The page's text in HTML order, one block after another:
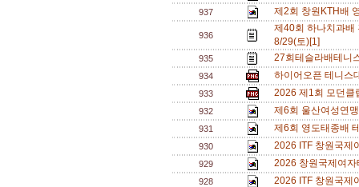
937 제2회 창원KTH배
936
제40회 하나치과배
8/29(토)[1]
935 27회테슬라배테니
934 하이어오픈 테니스
933 2026 제1회 모던
932 제6회 울산여성연
931 제6회 영도태종배
930 2026 ITF 창원국제
929 2026 창원국제여
928 2026 ITF 창원국제